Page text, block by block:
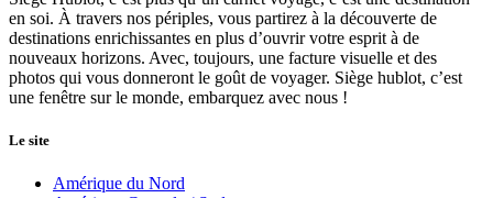
en soi. À travers nos périples, vous partirez à la découverte de
destinations enrichissantes en plus d’ouvrir votre esprit à de
nouveaux horizons. Avec, toujours, une facture visuelle et des
photos qui vous donneront le goût de voyager. Siège hublot, c’est
une fenêtre sur le monde, embarquez avec nous !
Le site
Amérique du Nord